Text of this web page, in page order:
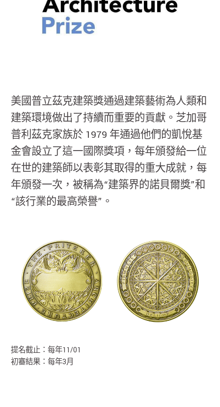
美國普立茲克建築獎通過建築藝術為人類和
建築環境做出了持續而重要的貢獻。芝加哥
普利茲克家族於 1979 年通過他們的凱悅基
金會設立了這一國際獎項，每年頒發給一位
在世的建築師以表彰其取得的重大成就，每
年頒發一次，被稱為“建築界的諾貝爾獎”和
“該行業的最高榮譽”。
提名截止：每年11/01
初審結果：每年3月